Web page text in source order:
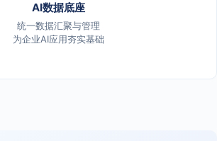
AI数据底座
统一数据汇聚与管理
为企业AI应用夯实基础